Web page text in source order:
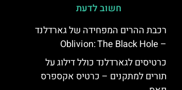
חשוב לדעת
רכבת ההרים המפחידה של גארדלנד
– Oblivion: The Black Hole
כרטיסים לגארדלנד כולל דילוג על
תורים למתקנים – כרטיס אקספרס